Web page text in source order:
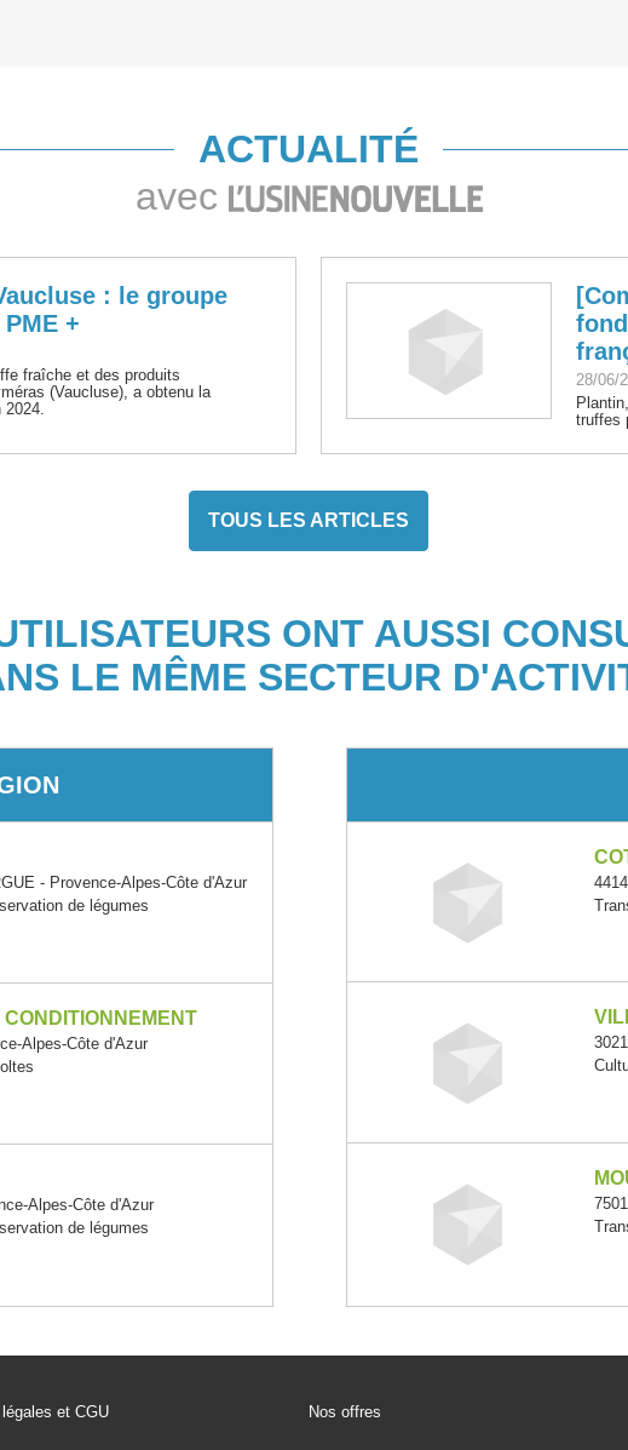
ACTUALITÉ
avec
: le groupe
+
fraîche et des produits
(Vaucluse), a obtenu la
28/06/
truffes
TOUS LES ARTICLES
ONT AUSSI
LE MÊME SECTEUR
- Provence-Alpes-Côte d'Azur
de légumes
Alpes-Côte d'Azur
Alpes-Côte d'Azur
de légumes
et CGU
Nos offres